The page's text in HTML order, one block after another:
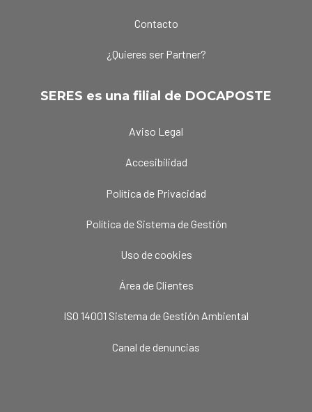
Contacto
¿Quieres ser Partner?
SERES es una filial de DOCAPOSTE
Aviso Legal
Accesibilidad
Política de Privacidad
Política de Sistema de Gestión
Uso de cookies
Área de Clientes
ISO 14001 Sistema de Gestión Ambiental
Canal de denuncias